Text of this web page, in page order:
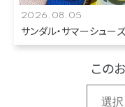
2026.08.05
サンダル・サマーシューズ
この